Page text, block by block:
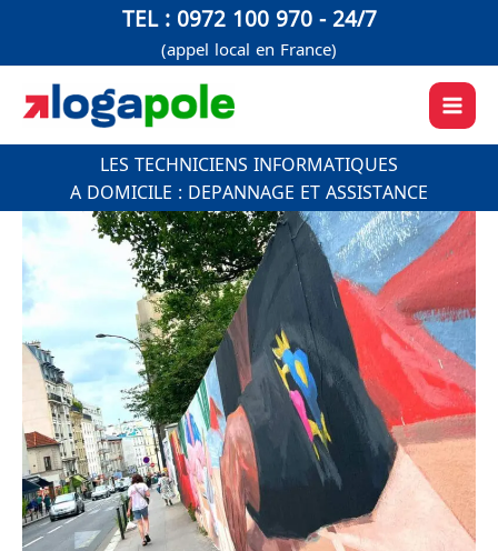
contenu
TEL : 0972 100 970 - 24/7
(appel local en France)
LES TECHNICIENS INFORMATIQUES
A DOMICILE : DEPANNAGE ET ASSISTANCE